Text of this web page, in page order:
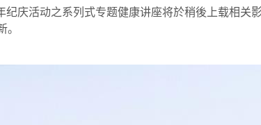
纪庆活动之系列式专题健康讲座将於稍後上载相